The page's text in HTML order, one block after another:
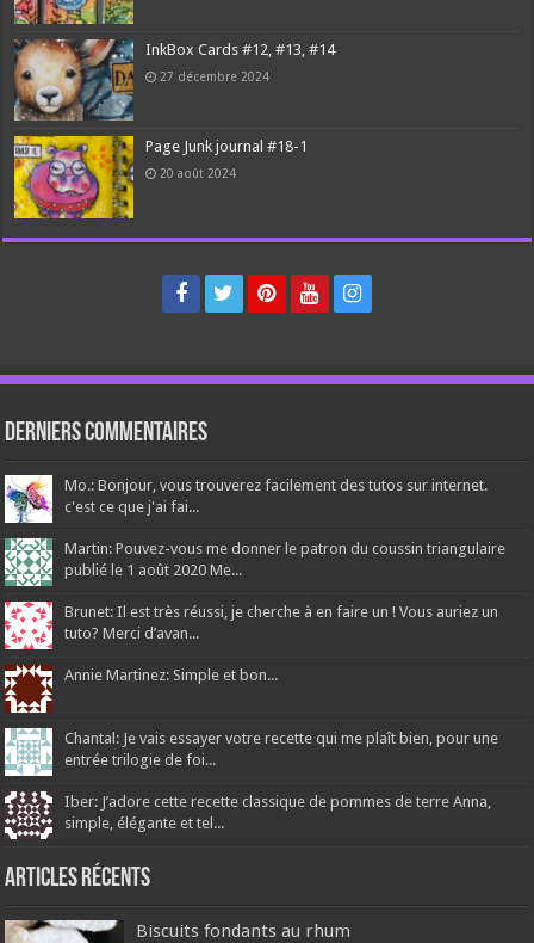
InkBox Cards #12, #13, #14
27 décembre 2024
Page Junk journal #18-1
20 août 2024
Derniers Commentaires
Mo.: Bonjour, vous trouverez facilement des tutos sur internet.
c'est ce que j'ai fai...
Martin: Pouvez-vous me donner le patron du coussin triangulaire
publié le 1 août 2020 Me...
Brunet: Il est très réussi, je cherche à en faire un ! Vous auriez un
tuto? Merci d’avan...
Annie Martinez: Simple et bon...
Chantal: Je vais essayer votre recette qui me plaît bien, pour une
entrée trilogie de foi...
Iber: J’adore cette recette classique de pommes de terre Anna,
simple, élégante et tel...
Articles récents
Biscuits fondants au rhum